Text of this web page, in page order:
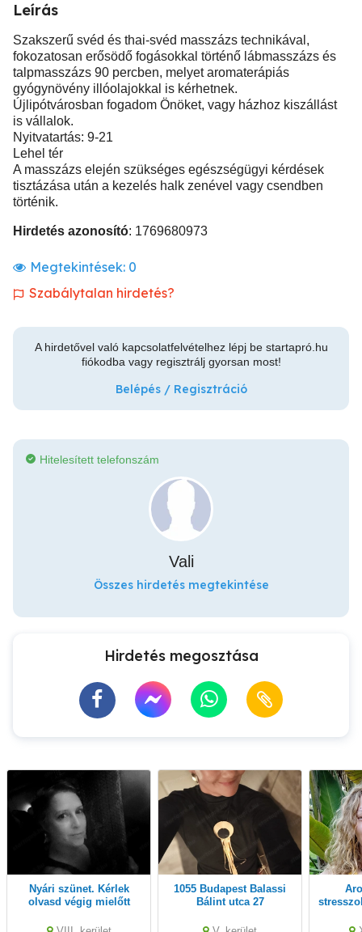
Leírás
Szakszerű svéd és thai-svéd masszázs technikával,
fokozatosan erősödő fogásokkal történő lábmasszázs és
talpmasszázs 90 percben, melyet aromaterápiás
gyógynövény illóolajokkal is kérhetnek.
Újlipótvárosban fogadom Önöket, vagy házhoz kiszállást
is vállalok.
Nyitvatartás: 9-21
Lehel tér
A masszázs elején szükséges egészségügyi kérdések
tisztázása után a kezelés halk zenével vagy csendben
történik.
Hirdetés azonosító: 1769680973
Megtekintések: 0
Szabálytalan hirdetés?
A hirdetővel való kapcsolatfelvételhez lépj be startapró.hu
fiókodba vagy regisztrálj gyorsan most!
Belépés / Regisztráció
Hitelesített telefonszám
Vali
Összes hirdetés megtekintése
Hirdetés megosztása
Nyári szünet. Kérlek
olvasd végig mielőtt
1055 Budapest Balassi
Bálint utca 27
Aromaterápiás